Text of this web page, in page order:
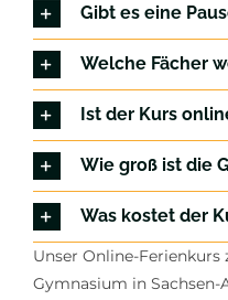
Gibt es eine
Welche Fächer
Ist der Kurs
Wie groß ist die
Was kostet der
Unser Online-
Gymnasium in